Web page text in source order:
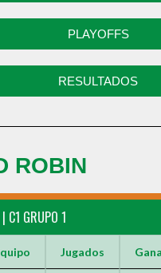
PLAYOFFS
RESULTADOS
ROBIN
C1 GRUPO 1
Jugados